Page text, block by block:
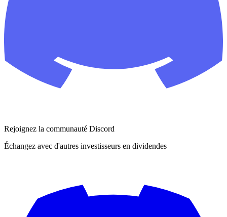
Rejoignez la communauté Discord
Échangez avec d'autres investisseurs en dividendes